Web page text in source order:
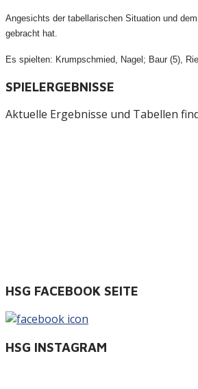
Angesichts der tabellarischen Situation und
gebracht hat.
Es spielten: Krumpschmied, Nagel; Baur (5),
SPIELERGEBNISSE
Aktuelle Ergebnisse und Tabellen
HSG FACEBOOK SEITE
HSG INSTAGRAM